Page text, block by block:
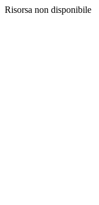
Risorsa non disponibile